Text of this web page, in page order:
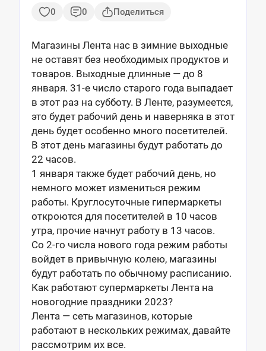
0
0 Поделиться
Магазины Лента нас в зимние выходные
не оставят без необходимых продуктов и
товаров. Выходные длинные — до 8
января. 31-е число старого года выпадает
в этот раз на субботу. В Ленте, разумеется,
это будет рабочий день и наверняка в этот
день будет особенно много посетителей.
В этот день магазины будут работать до
22 часов.
1 января также будет рабочий день, но
немного может измениться режим
работы. Круглосуточные гипермаркеты
откроются для посетителей в 10 часов
утра, прочие начнут работу в 13 часов.
Со 2-го числа нового года режим работы
войдет в привычную колею, магазины
будут работать по обычному расписанию.
Как работают супермаркеты Лента на
новогодние праздники 2023?
Лента — сеть магазинов, которые
работают в нескольких режимах, давайте
рассмотрим их все.